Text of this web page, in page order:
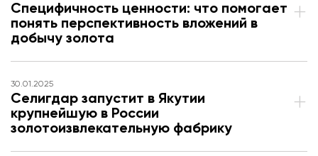
Специфичность ценности: что помогает
понять перспективность вложений в
добычу золота
30.01.2025
Селигдар запустит в Якутии
крупнейшую в России
золотоизвлекательную фабрику